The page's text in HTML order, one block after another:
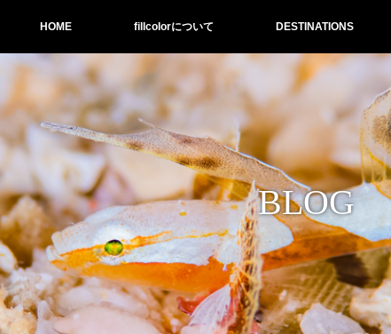
HOME fillcolorについて DESTINATIONS
BLOG